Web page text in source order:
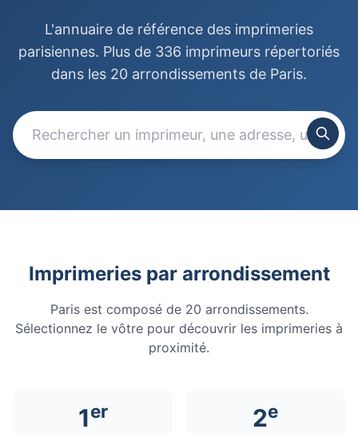
L'annuaire de référence des imprimeries
parisiennes. Plus de 336 imprimeurs répertoriés
dans les 20 arrondissements de Paris.
Imprimeries par arrondissement
Paris est composé de 20 arrondissements.
Sélectionnez le vôtre pour découvrir les imprimeries à
proximité.
1er 2e